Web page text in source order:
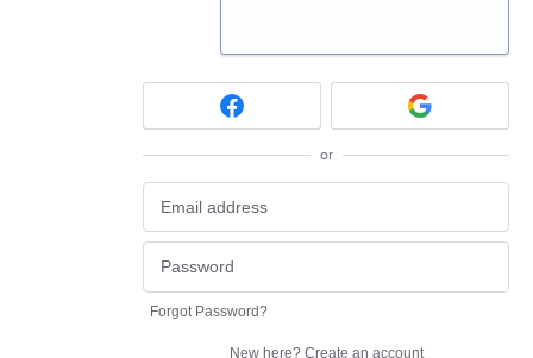
or
Forgot Password?
New here? Create an account